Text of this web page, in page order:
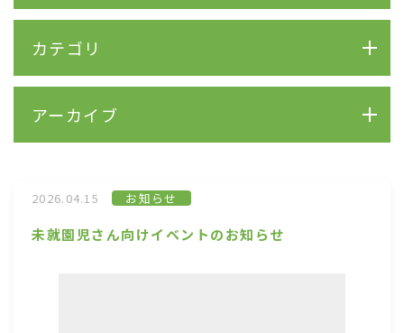
カテゴリ
アーカイブ
2026.04.15 お知らせ
未就園児さん向けイベントのお知らせ